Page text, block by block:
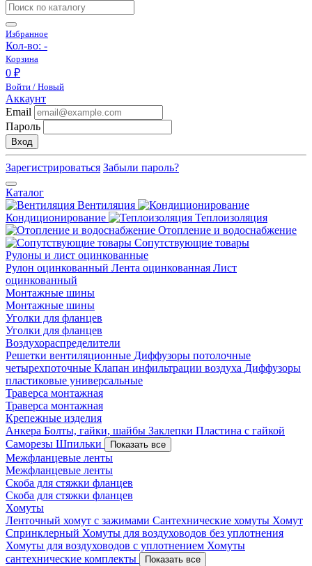
Избранное
Кол-во: -
Корзина
0 ₽
Войти / Новый
Аккаунт
Email
Пароль
Вход
Зарегистрироваться Забыли пароль?
Каталог
Вентиляция
Кондиционирование
Теплоизоляция
Отопление и водоснабжение
Сопутствующие товары
Рулоны и лист оцинкованные
Рулон оцинкованный Лента оцинкованная Лист
оцинкованный
Монтажные шины
Монтажные шины
Уголки для фланцев
Уголки для фланцев
Воздухораспределители
Решетки вентиляционные Диффузоры потолочные
четырехпоточные Клапан инфильтрации воздуха Диффузоры
пластиковые универсальные
Траверса монтажная
Траверса монтажная
Крепежные изделия
Анкера Болты, гайки, шайбы Заклепки Пластина с гайкой
Саморезы Шпильки Показать все
Межфланцевые ленты
Межфланцевые ленты
Скоба для стяжки фланцев
Скоба для стяжки фланцев
Хомуты
Ленточный хомут с зажимами Сантехнические хомуты Хомут
Спринклерный Хомуты для воздуховодов без уплотнения
Хомуты для воздуховодов с уплотнением Хомуты
сантехнические комплекты
Показать все